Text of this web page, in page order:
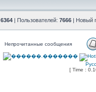
6364 | Пользователей: 7666 | Новый
Непрочитанные сообщения
[ Time :